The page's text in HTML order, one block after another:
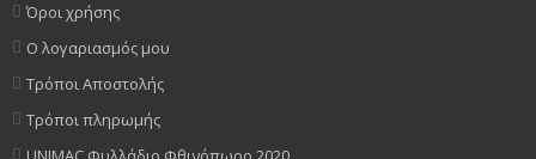
Όροι χρήσης
Ο λογαριασμός μου
Τρόποι Αποστολής
Τρόποι πληρωμής